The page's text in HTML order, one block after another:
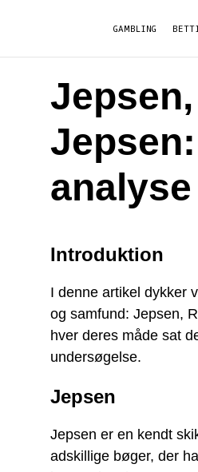
GAMBLING
analyse
Introduktion
I denne artikel dykker
og samfund: Jepsen,
hver deres måde sat
undersøgelse.
Jepsen
Jepsen er en kendt
adskillige bøger, der